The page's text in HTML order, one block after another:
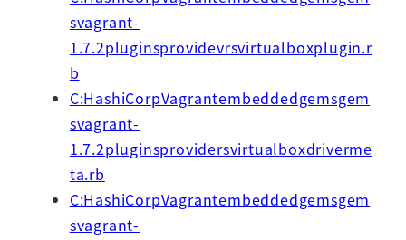
svagrant-
1.7.2pluginsprovidevrsvirtualboxplugin.r
b
C:HashiCorpVagrantembeddedgemsgem
svagrant-
1.7.2pluginsprovidersvirtualboxdriverme
ta.rb
C:HashiCorpVagrantembeddedgemsgem
svagrant-